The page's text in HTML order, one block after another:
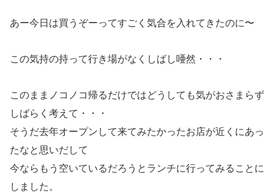
あー今日は買うぞーってすごく気合を入れてきたのに〜
この気持の持って行き場がなくしばし唖然・・・
このままノコノコ帰るだけではどうしても気がおさまらず
しばらく考えて・・・
そうだ去年オープンして来てみたかったお店が近くにあっ
たなと思いだして
今ならもう空いているだろうとランチに行ってみることに
しました。